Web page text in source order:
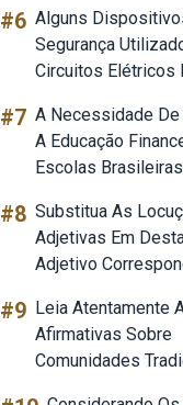
#6 Alguns
Segurança
Circuitos Elétricos
#7 A Necessidade
A Educação
Escolas Brasileiras
#8 Substitua As
Adjetivas Em
Adjetivo
#9 Leia Atentamente
Afirmativas Sobre
Comunidades